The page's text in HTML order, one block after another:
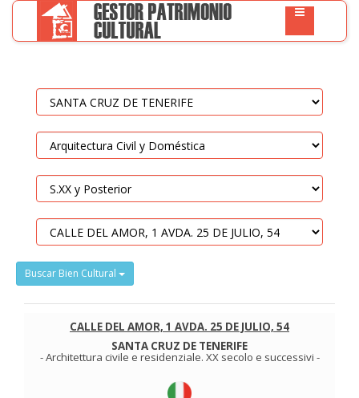
Buscar Bien Cultural
CALLE DEL AMOR, 1 AVDA. 25 DE JULIO, 54
SANTA CRUZ DE TENERIFE
-Architettura civile e residenziale. XX secolo e successivi -